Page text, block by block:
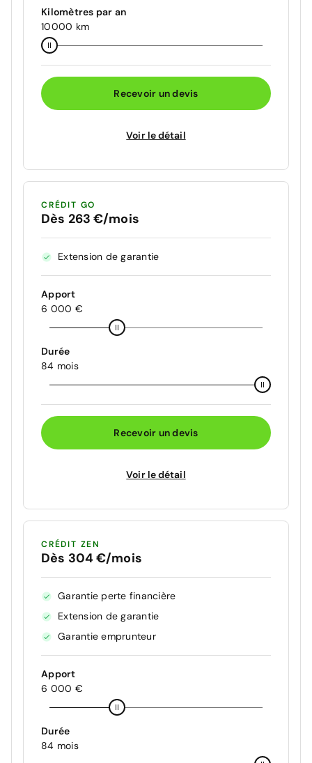
Kilomètres par an
10000 km
Recevoir un devis
Voir le détail
CRÉDIT GO
Dès 263 €/mois
Extension de garantie
Apport
6 000 €
Durée
84 mois
Recevoir un devis
Voir le détail
CRÉDIT ZEN
Dès 304 €/mois
Garantie perte financière
Extension de garantie
Garantie emprunteur
Apport
6 000 €
Durée
84 mois